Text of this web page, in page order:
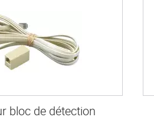
bloc de détection